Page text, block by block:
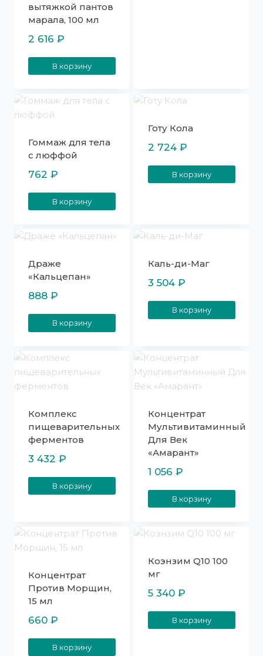
вытяжкой пантов
марала, 100 мл
2 616 ₽
В корзину
Гоммаж для тела
с люффой
762 ₽
В корзину
Готу Кола
2 724 ₽
В корзину
Драже
«Кальцепан»
888 ₽
В корзину
Каль-ди-Маг
3 504 ₽
В корзину
Комплекс
пищеварительных
ферментов
3 432 ₽
В корзину
Концентрат
Мультивитаминный
Для Век
«Амарант»
1 056 ₽
В корзину
Концентрат
Против Морщин,
15 мл
660 ₽
В корзину
Коэнзим Q10 100
мг
5 340 ₽
В корзину